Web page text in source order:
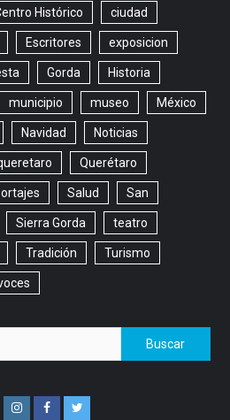
Histórico ciudad
Escritores exposicion
Gorda Historia
municipio museo México
Navidad Noticias
Querétaro
Salud San
Sierra Gorda teatro
Tradición Turismo